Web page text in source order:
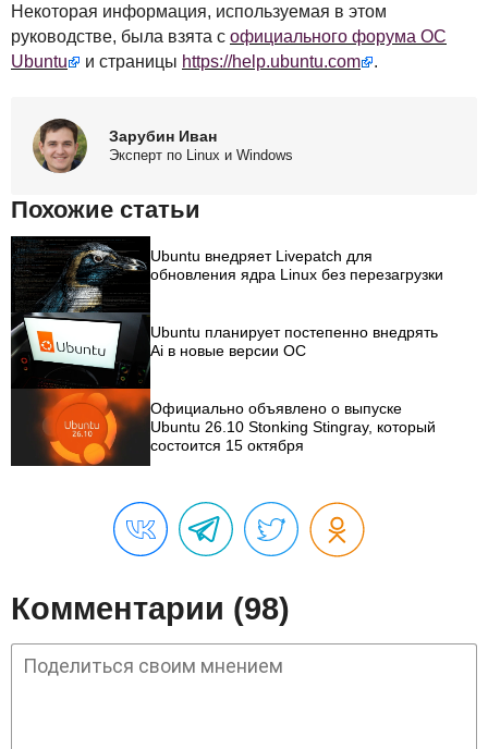
Некоторая информация, используемая в этом
руководстве, была взята с официального форума ОС
Ubuntu
и страницы https://help.ubuntu.com .
Зарубин Иван
Эксперт по Linux и Windows
Похожие статьи
Ubuntu внедряет Livepatch для
обновления ядра Linux без перезагрузки
Ubuntu планирует постепенно внедрять
Ai в новые версии ОС
Официально объявлено о выпуске
Ubuntu 26.10 Stonking Stingray, который
состоится 15 октября
Комментарии (98)